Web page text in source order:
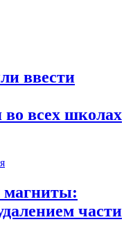
ввести
всех школах
магниты:
части